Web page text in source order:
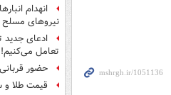
انهدام
نیروهای مسلح
ادعای جدید
تعامل می‌کنیم!
حضور
قیمت طلا و سکه